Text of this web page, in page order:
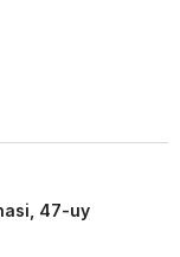
47-uy